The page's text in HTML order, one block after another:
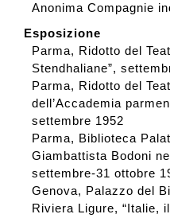
Anonima Compagnie
Esposizione
Parma, Ridotto del
Stendhaliane”,
Parma, Ridotto del
dell’Accademia
settembre 1952
Parma, Biblioteca
Giambattista Bodoni
settembre-31 ottobre
Genova, Palazzo del
Riviera Ligure, “Italie,